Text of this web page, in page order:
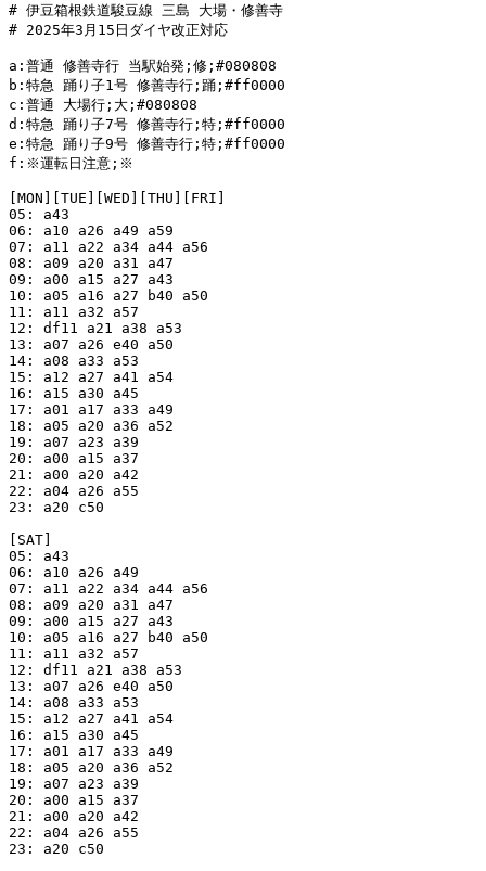
# 伊豆箱根鉄道駿豆線 三島 大場・修善寺
# 2025年3月15日ダイヤ改正対応
a:普通 修善寺行 当駅始発;修;#080808
b:特急 踊り子1号 修善寺行;踊;#ff0000
c:普通 大場行;大;#080808
d:特急 踊り子7号 修善寺行;特;#ff0000
e:特急 踊り子9号 修善寺行;特;#ff0000
f:※運転日注意;※
[MON][TUE][WED][THU][FRI]
05: a43
06: a10 a26 a49 a59
07: a11 a22 a34 a44 a56
08: a09 a20 a31 a47
09: a00 a15 a27 a43
10: a05 a16 a27 b40 a50
11: a11 a32 a57
12: df11 a21 a38 a53
13: a07 a26 e40 a50
14: a08 a33 a53
15: a12 a27 a41 a54
16: a15 a30 a45
17: a01 a17 a33 a49
18: a05 a20 a36 a52
19: a07 a23 a39
20: a00 a15 a37
21: a00 a20 a42
22: a04 a26 a55
23: a20 c50
[SAT]
05: a43
06: a10 a26 a49
07: a11 a22 a34 a44 a56
08: a09 a20 a31 a47
09: a00 a15 a27 a43
10: a05 a16 a27 b40 a50
11: a11 a32 a57
12: df11 a21 a38 a53
13: a07 a26 e40 a50
14: a08 a33 a53
15: a12 a27 a41 a54
16: a15 a30 a45
17: a01 a17 a33 a49
18: a05 a20 a36 a52
19: a07 a23 a39
20: a00 a15 a37
21: a00 a20 a42
22: a04 a26 a55
23: a20 c50